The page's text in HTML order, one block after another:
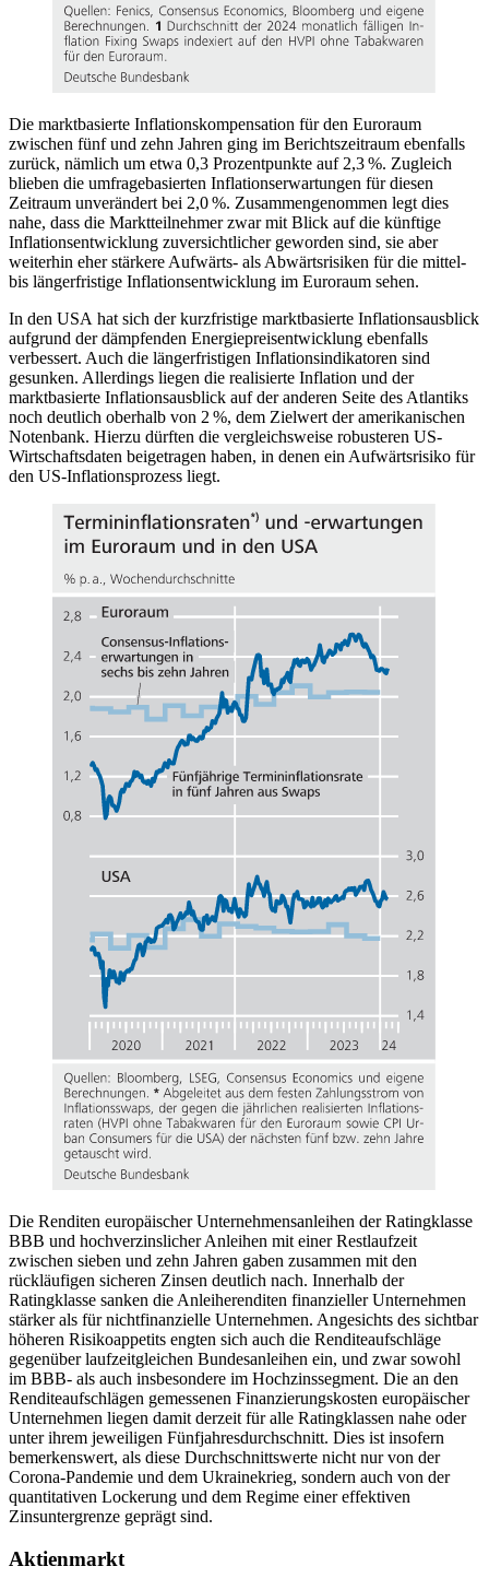
Die marktbasierte Inflationskompensation für den Euroraum
zwischen fünf und zehn Jahren ging im Berichtszeitraum ebenfalls
zurück, nämlich um etwa 0,3 Prozentpunkte auf 2,3 %. Zugleich
blieben die umfragebasierten Inflationserwartungen für diesen
Zeitraum unverändert bei 2,0 %. Zusammengenommen legt dies
nahe, dass die Marktteilnehmer zwar mit Blick auf die künftige
Inflationsentwicklung zuversichtlicher geworden sind, sie aber
weiterhin eher stärkere Aufwärts- als Abwärtsrisiken für die mittel-
bis längerfristige Inflationsentwicklung im Euroraum sehen.
In den USA hat sich der kurzfristige marktbasierte Inflationsausblick
aufgrund der dämpfenden Energiepreisentwicklung ebenfalls
verbessert. Auch die längerfristigen Inflationsindikatoren sind
gesunken. Allerdings liegen die realisierte Inflation und der
marktbasierte Inflationsausblick auf der anderen Seite des Atlantiks
noch deutlich oberhalb von 2 %, dem Zielwert der amerikanischen
Notenbank. Hierzu dürften die vergleichsweise robusteren US-
Wirtschaftsdaten beigetragen haben, in denen ein Aufwärtsrisiko für
den US-Inflationsprozess liegt.
Die Renditen europäischer Unternehmensanleihen der Ratingklasse
BBB und hochverzinslicher Anleihen mit einer Restlaufzeit
zwischen sieben und zehn Jahren gaben zusammen mit den
rückläufigen sicheren Zinsen deutlich nach. Innerhalb der
Ratingklasse sanken die Anleiherenditen finanzieller Unternehmen
stärker als für nichtfinanzielle Unternehmen. Angesichts des sichtbar
höheren Risikoappetits engten sich auch die Renditeaufschläge
gegenüber laufzeitgleichen Bundesanleihen ein, und zwar sowohl
im BBB- als auch insbesondere im Hochzinssegment. Die an den
Renditeaufschlägen gemessenen Finanzierungskosten europäischer
Unternehmen liegen damit derzeit für alle Ratingklassen nahe oder
unter ihrem jeweiligen Fünfjahresdurchschnitt. Dies ist insofern
bemerkenswert, als diese Durchschnittswerte nicht nur von der
Corona-Pandemie und dem Ukrainekrieg, sondern auch von der
quantitativen Lockerung und dem Regime einer effektiven
Zinsuntergrenze geprägt sind.
Aktienmarkt